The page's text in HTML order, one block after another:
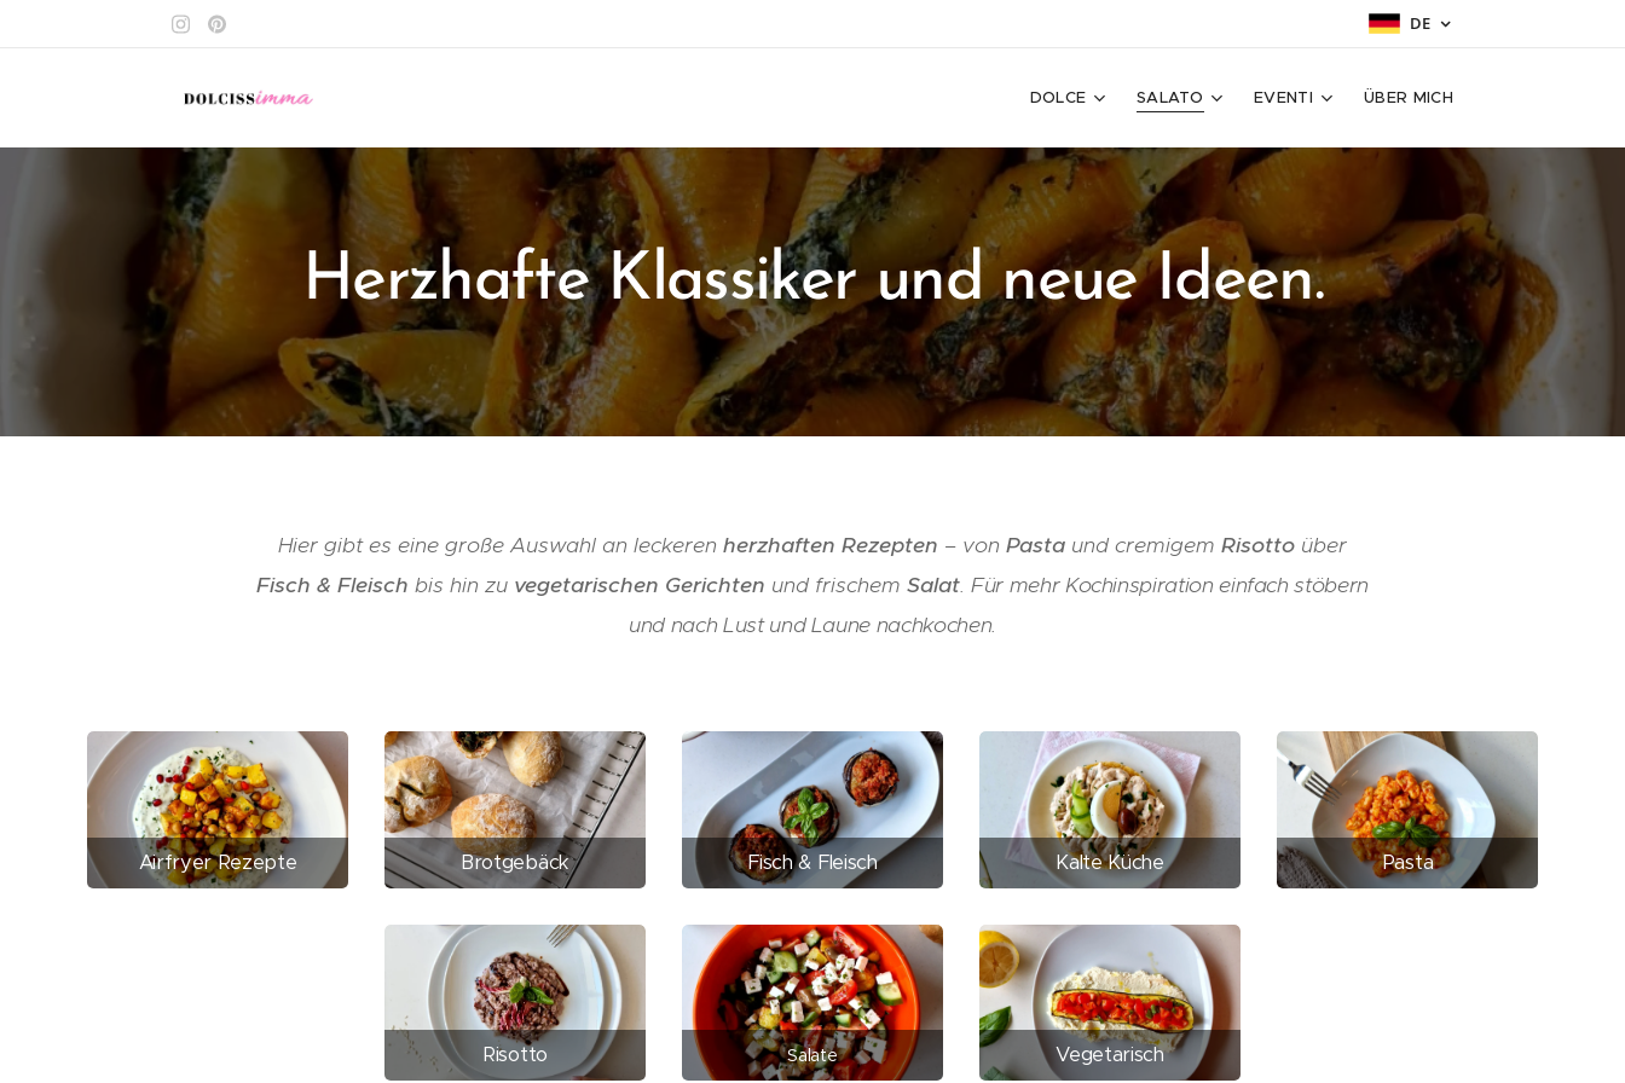
DE
DOLCE SALATO EVENTI ÜBER MICH
Herzhafte Klassiker und neue Ideen.
Hier gibt es eine große Auswahl an leckeren herzhaften Rezepten – von Pasta und cremigem Risotto über
Fisch & Fleisch bis hin zu vegetarischen Gerichten und frischemSalat.Für mehr Kochinspiration einfach stöbern
und nach Lust und Laune nachkochen.
Airfryer Rezepte Brotgebäck Fisch & Fleisch Kalte Küche Pasta
Risotto Salate Vegetarisch